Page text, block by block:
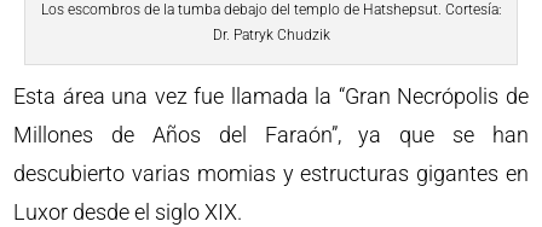
Los escombros de la tumba debajo del templo de Hatshepsut. Cortesía:
Dr. Patryk Chudzik
Esta área una vez fue llamada la “Gran Necrópolis de
Millones de Años del Faraón”, ya que se han
descubierto varias momias y estructuras gigantes en
Luxor desde el siglo XIX.